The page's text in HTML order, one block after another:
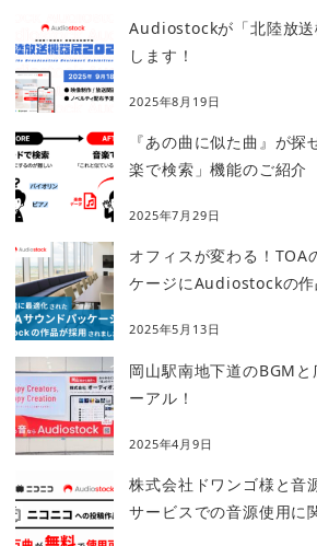
Audiostockが「北陸放
します！
2025年8月19日
『あの曲に似た曲』が
楽で検索」機能のご紹介
2025年7月29日
オフィスが変わる！TOA
ケージにAudiostockの作
2025年5月13日
岡山駅南地下道のBGMと
ーアル！
2025年4月9日
株式会社ドワンゴ様と音
サービスでの音源使用に